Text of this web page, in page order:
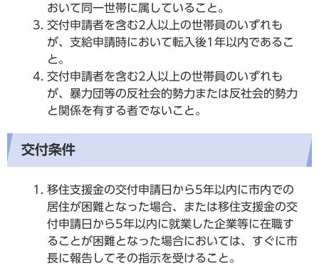
おいて同一世帯に属していること。
交付申請者を含む2人以上の世帯員のいずれも
が、支給申請時において転入後1年以内であるこ
と。
交付申請者を含む2人以上の世帯員のいずれも
が、暴力団等の反社会的勢力または反社会的勢力
と関係を有する者でないこと。
交付条件
移住支援金の交付申請日から5年以内に市内での
居住が困難となった場合、または移住支援金の交
付申請日から5年以内に就業した企業等に在職す
ることが困難となった場合においては、すぐに市
長に報告してその指示を受けること。